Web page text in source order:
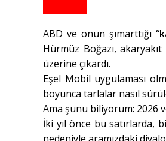
ABD ve onun şımarttığı
Hürmüz Boğazı,
üzerine çıkardı.
Eşel Mobil uygulaması
boyunca tarlalar nasıl
Ama şunu biliyorum: 2026
İki yıl önce bu satırlarda,